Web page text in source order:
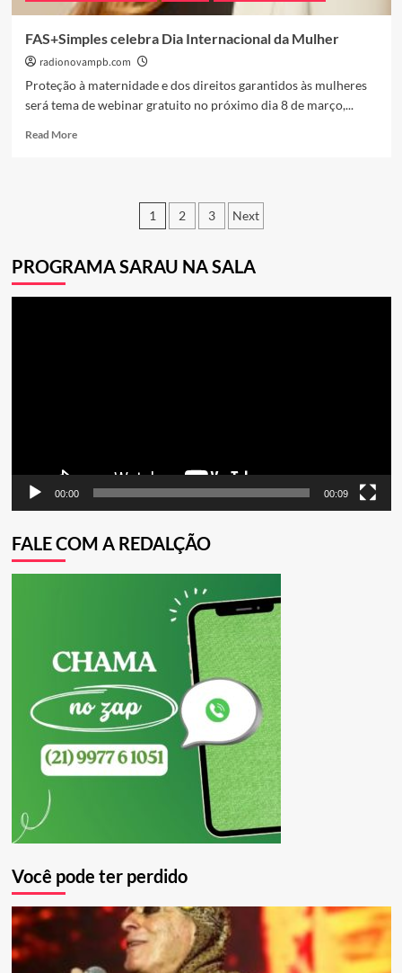
2023
FAS+Simples celebra Dia Internacional da Mulher
radionovampb.com
Proteção à maternidade e dos direitos garantidos às mulheres
será tema de webinar gratuito no próximo dia 8 de março,...
Read MoreRead
Mulher
Navegação
posts
1 2 3 Next
PROGRAMA SARAU NA SALA
00:00 00:09
FALE COM A REDALÇÃO
Você pode ter perdido